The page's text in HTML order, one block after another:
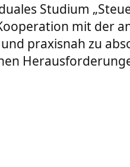
Studium
mit der
praxisnah zu